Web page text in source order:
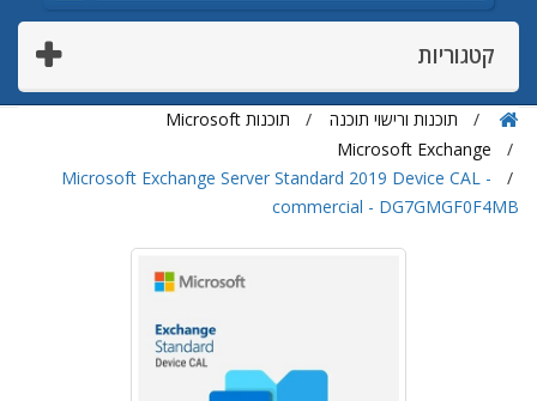
קטגוריות
תוכנות ורישוי תוכנה
תוכנות Microsoft
Microsoft Exchange
Microsoft Exchange Server Standard 2019 Device CAL -
commercial - DG7GMGF0F4MB